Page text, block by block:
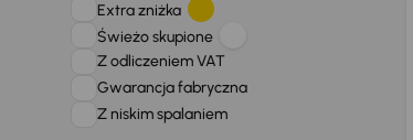
Extra zniżka
Świeżo skupione
Z odliczeniem VAT
Gwarancja fabryczna
Z niskim spalaniem